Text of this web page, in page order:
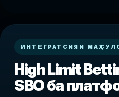
ИНТЕГРАТСИЯИ
High Limit
SBO ба